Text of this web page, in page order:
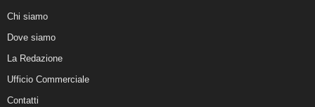
Chi siamo
Dove siamo
La Redazione
Ufficio Commerciale
Contatti